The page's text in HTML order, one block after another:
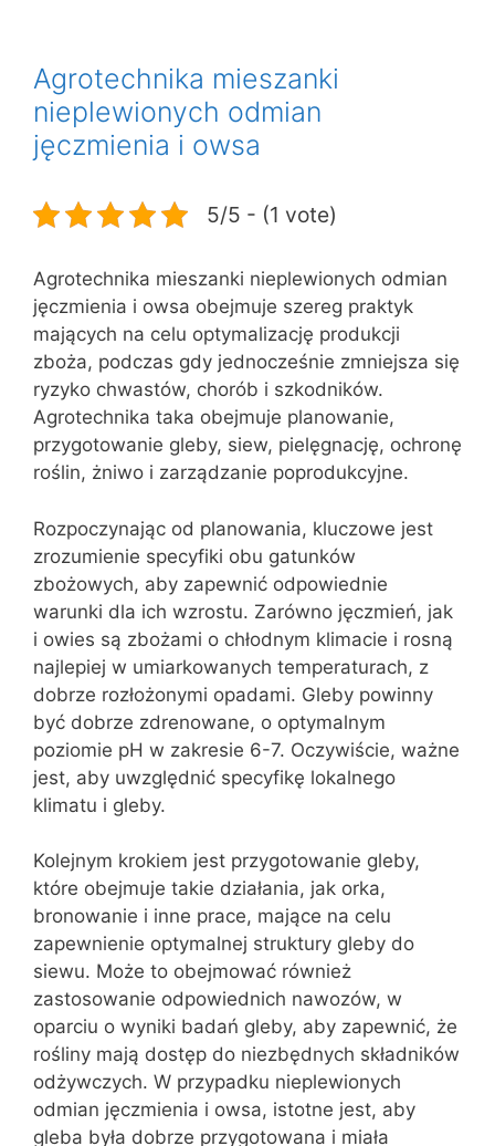
Agrotechnika mieszanki
nieplewionych odmian
jęczmienia i owsa
5/5 - (1 vote)
Agrotechnika mieszanki nieplewionych odmian
jęczmienia i owsa obejmuje szereg praktyk
mających na celu optymalizację produkcji
zboża, podczas gdy jednocześnie zmniejsza się
ryzyko chwastów, chorób i szkodników.
Agrotechnika taka obejmuje planowanie,
przygotowanie gleby, siew, pielęgnację, ochronę
roślin, żniwo i zarządzanie poprodukcyjne.
Rozpoczynając od planowania, kluczowe jest
zrozumienie specyfiki obu gatunków
zbożowych, aby zapewnić odpowiednie
warunki dla ich wzrostu. Zarówno jęczmień, jak
i owies są zbożami o chłodnym klimacie i rosną
najlepiej w umiarkowanych temperaturach, z
dobrze rozłożonymi opadami. Gleby powinny
być dobrze zdrenowane, o optymalnym
poziomie pH w zakresie 6-7. Oczywiście, ważne
jest, aby uwzględnić specyfikę lokalnego
klimatu i gleby.
Kolejnym krokiem jest przygotowanie gleby,
które obejmuje takie działania, jak orka,
bronowanie i inne prace, mające na celu
zapewnienie optymalnej struktury gleby do
siewu. Może to obejmować również
zastosowanie odpowiednich nawozów, w
oparciu o wyniki badań gleby, aby zapewnić, że
rośliny mają dostęp do niezbędnych składników
odżywczych. W przypadku nieplewionych
odmian jęczmienia i owsa, istotne jest, aby
gleba była dobrze przygotowana i miała